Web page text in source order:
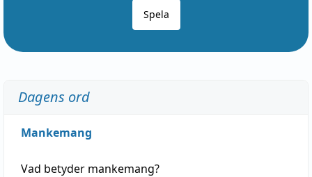
Spela
Dagens ord
Mankemang
Vad betyder mankemang?